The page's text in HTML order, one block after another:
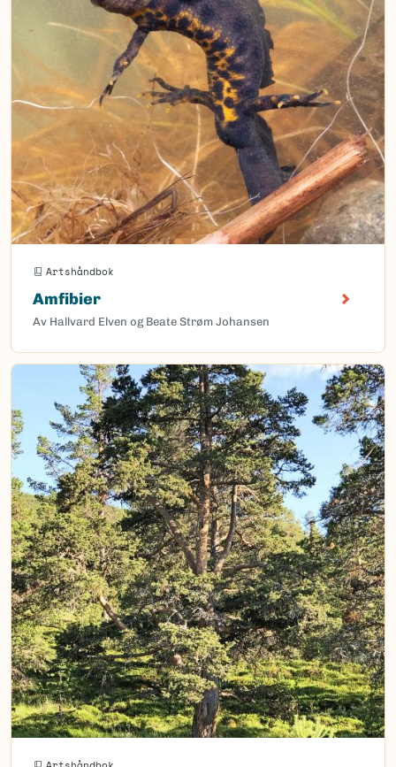
Artshåndbok
Amfibier
Av Hallvard Elven og Beate Strøm Johansen